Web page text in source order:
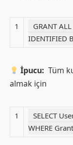
1
GRANT
IDENTIFIED
İpucu: Tüm
almak için
1
SELECT
WHERE